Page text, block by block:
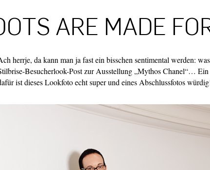
ARE MADE
herrje, da kann man ja fast ein bisschen sentimental werden:
Besucherlook-Post zur Ausstellung „Mythos Chanel“… Ein
ist dieses Lookfoto echt super und eines Abschlussfotos